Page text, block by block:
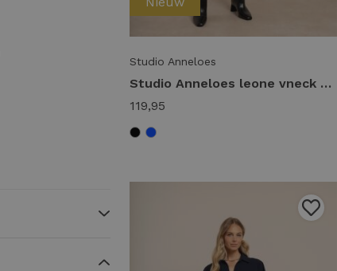
Studio Anneloes
Studio Anneloes leone vneck dress 14391 Jurk 9000 black
119,95